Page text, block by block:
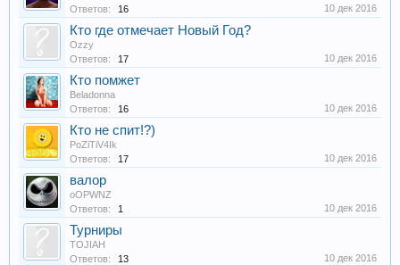
Ответов:
16 10 дек 2016
Кто где отмечает Новый Год?
Ozzy
Ответов:
17 10 дек 2016
Кто помжет
Beladonna
Ответов:
16 10 дек 2016
Кто не спит!?)
PoZiTiV4Ik
Ответов:
17 10 дек 2016
валор
oOPWNZ
Ответов:
1 10 дек 2016
Турниры
TOJIAH
Ответов:
13 10 дек 2016